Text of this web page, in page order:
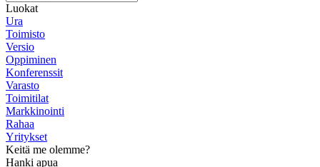
Luokat
Ura
Toimisto
Versio
Oppiminen
Konferenssit
Varasto
Toimitilat
Markkinointi
Rahaa
Yritykset
Keitä me olemme?
Hanki apua